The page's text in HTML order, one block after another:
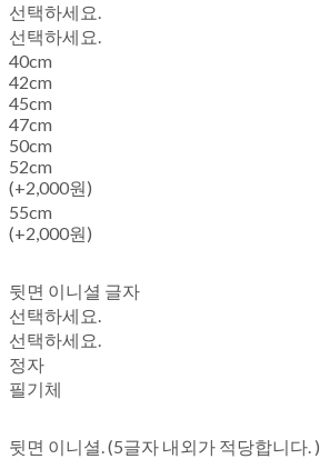
선택하세요.
선택하세요.
40cm
42cm
45cm
47cm
50cm
52cm
(+2,000원)
55cm
(+2,000원)
뒷면 이니셜 글자
선택하세요.
선택하세요.
정자
필기체
뒷면 이니셜. (5글자 내외가 적당합니다. )